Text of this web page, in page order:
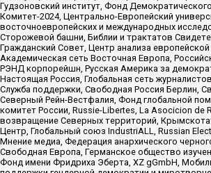
Гудзоновский институт, Фонд
Комитет-2024, Центрально-Европейский
восточноевропейских и международных
Сторожевой башни, Библии и трактатов
Гражданский Совет, Центр анализа европейской
Академическая сеть Восточная Европа,
РЭНД корпорейшн, Русская Америка за
Настоящая Россия, Глобальная сеть
Служба поддержки, Свободная Россия Берлин,
Северный Рейн-Вестфалия, Фонд глобальной
комитет России, Russie-Libertes, La Asocicion de
возвращение Северных территорий,
Центр, Глобальный союз IndustriALL, Russian
Мнение медиа, Федерация анархического
Свободная Европа, Германское общество
Фонд имени Фридриха Эберта, XZ gGmbH,